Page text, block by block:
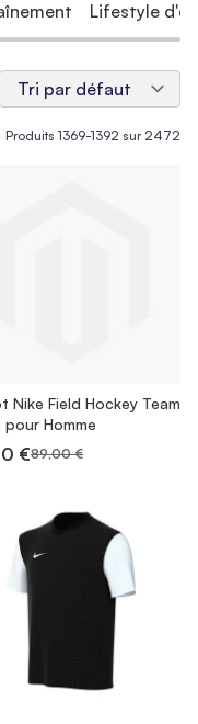
Produits 1369-1392 sur2472
Nike Field Hockey Team
pour Homme
€89,00 €
Lifestyle